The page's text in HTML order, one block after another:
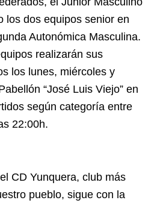
los dos equipos senior en
Autonómica Masculina.
realizarán sus
los lunes, miércoles y
“José Luis Viejo” en
según categoría entre
22:00h.
CD Yunquera, club más
pueblo, sigue con la